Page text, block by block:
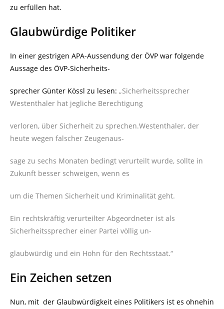
zu erfüllen hat.
Glaubwürdige Politiker
In einer gestrigen APA-Aussendung der ÖVP war folgende
Aussage des ÖVP-Sicherheits-
sprecher Günter Kössl zu lesen: „Sicherheitssprecher
Westenthaler hat jegliche Berechtigung
verloren, über Sicherheit zu sprechen.Westenthaler, der
heute wegen falscher Zeugenaus-
sage zu sechs Monaten bedingt verurteilt wurde, sollte in
Zukunft besser schweigen, wenn es
um die Themen Sicherheit und Kriminalität geht.
Ein rechtskräftig verurteilter Abgeordneter ist als
Sicherheitssprecher einer Partei völlig un-
glaubwürdig und ein Hohn für den Rechtsstaat.“
Ein Zeichen setzen
Nun, mit der Glaubwürdigkeit eines Politikers ist es ohnehin